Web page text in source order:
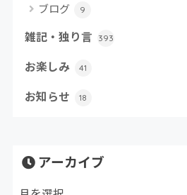
ブログ 9
雑記・独り言 393
お楽しみ 41
お知らせ 18
アーカイブ